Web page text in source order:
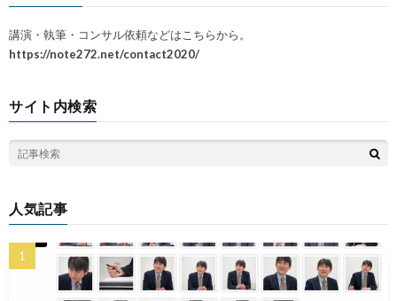
講演・執筆・コンサル依頼などはこちらから。
https://note272.net/contact2020/
サイト内検索
人気記事